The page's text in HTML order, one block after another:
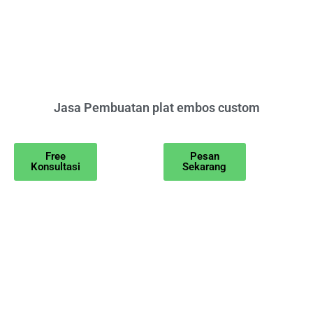
Jasa Pembuatan plat embos custom
Free
Konsultasi
Pesan
Sekarang